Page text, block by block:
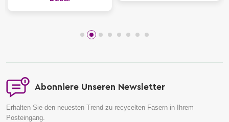
Abonniere Unseren Newsletter
Erhalten Sie den neuesten Trend zu recycelten Fasern in Ihrem
Posteingang.